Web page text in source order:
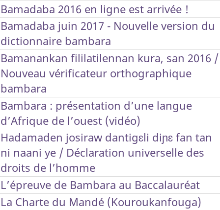
Bamadaba 2016 en ligne est arrivée !
Bamadaba juin 2017 - Nouvelle version du
dictionnaire bambara
Bamanankan fililatilennan kura, san 2016 /
Nouveau vérificateur orthographique
bambara
Bambara : présentation d’une langue
d’Afrique de l’ouest (vidéo)
Hadamaden josiraw dantigɛli diɲɛ fan tan
ni naani ye / Déclaration universelle des
droits de l’homme
L’épreuve de Bambara au Baccalauréat
La Charte du Mandé (Kouroukanfouga)